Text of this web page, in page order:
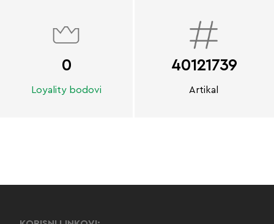
0
Loyality bodovi
40121739
Artikal